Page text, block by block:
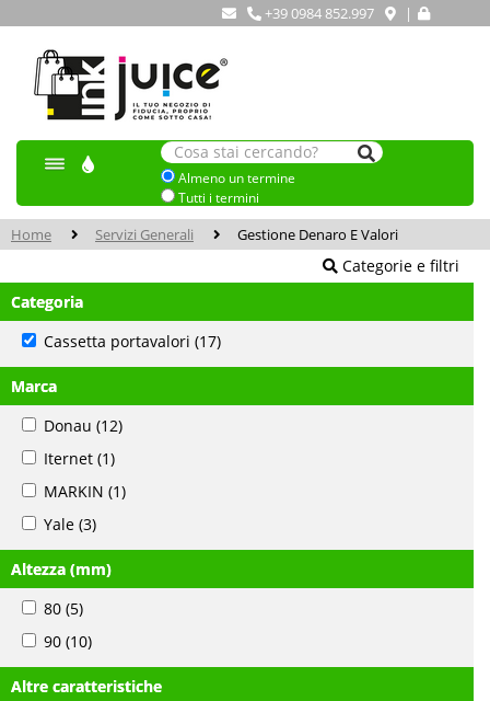
+39 0984 852.997 |
Almeno un termine
Tutti i termini
Home Servizi Generali Gestione Denaro E Valori
Categorie e filtri
Categoria
Cassetta portavalori (17)
Marca
Donau (12)
Iternet (1)
MARKIN (1)
Yale (3)
Altezza (mm)
80 (5)
90 (10)
Altre caratteristiche